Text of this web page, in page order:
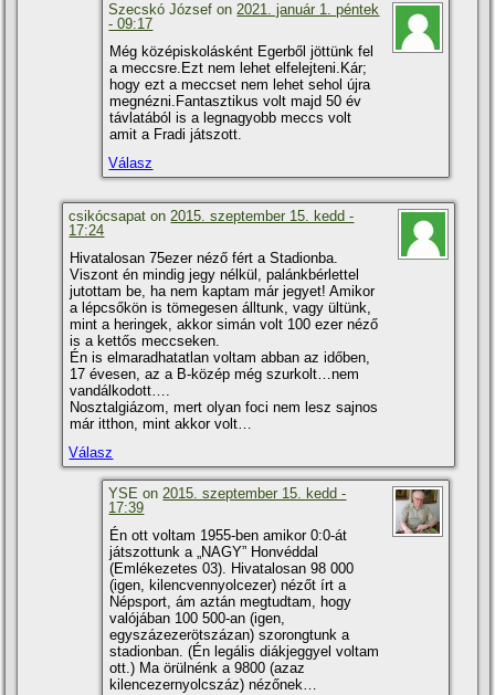
Szecskó József on2021. január 1. péntek
- 09:17
Még középiskolásként Egerből jöttünk fel
a meccsre.Ezt nem lehet elfelejteni.Kár;
hogy ezt a meccset nem lehet sehol újra
megnézni.Fantasztikus volt majd 50 év
távlatából is a legnagyobb meccs volt
amit a Fradi játszott.
Válasz
csikócsapat on 2015. szeptember 15. kedd -
17:24
Hivatalosan 75ezer néző fért a Stadionba.
Viszont én mindig jegy nélkül, palánkbérlettel
jutottam be, ha nem kaptam már jegyet! Amikor
a lépcsőkön is tömegesen álltunk, vagy ültünk,
mint a heringek, akkor simán volt 100 ezer néző
is a kettős meccseken.
Én is elmaradhatatlan voltam abban az időben,
17 évesen, az a B-közép még szurkolt…nem
vandálkodott….
Nosztalgiázom, mert olyan foci nem lesz sajnos
már itthon, mint akkor volt…
Válasz
YSE on2015. szeptember 15. kedd -
17:39
Én ott voltam 1955-ben amikor 0:0-át
játszottunk a „NAGY” Honvéddal
(Emlékezetes 03). Hivatalosan 98 000
(igen, kilencvennyolcezer) nézőt í­rt a
Népsport, ám aztán megtudtam, hogy
valójában 100 500-an (igen,
egyszázezerötszázan) szorongtunk a
stadionban. (Én legális diákjeggyel voltam
ott.) Ma örülnénk a 9800 (azaz
kilencezernyolcszáz) nézőnek…